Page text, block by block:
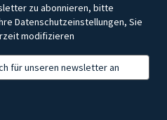
zu abonnieren, bitte
Datenschutzeinstellungen, Sie
modifizieren
für unseren newsletter an